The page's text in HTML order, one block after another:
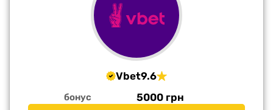
Vbet9.6
бонус 5000 грн